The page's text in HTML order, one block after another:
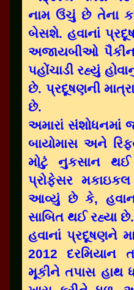
નામ ઉંચું છે તેના
બેસશે. હવાનાં
અજાયબીઓ
પહોંચાડી રહ્યું
છે. પ્રદૂષણની
છે.
અમારાં સંશોધનમાં
બાયોમાસ અને
મોટું નુકસાન થઈ
પ્રોફેસર
આવ્યું છે કે, હવાનાં
સાબિત થઈ રહ્યા છે.
હવાનાં પ્રદૂષણને
2012 દરમિયાન
મૂકીને તપાસ હાથ